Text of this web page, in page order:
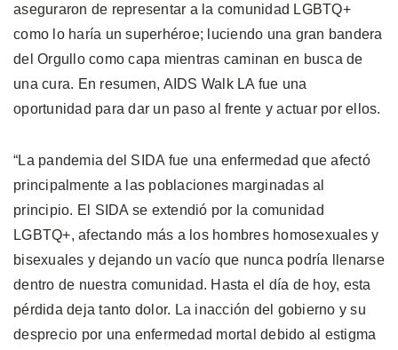
aseguraron de representar a la comunidad LGBTQ+
como lo haría un superhéroe; luciendo una gran bandera
del Orgullo como capa mientras caminan en busca de
una cura. En resumen, AIDS Walk LA fue una
oportunidad para dar un paso al frente y actuar por ellos.
“La pandemia del SIDA fue una enfermedad que afectó
principalmente a las poblaciones marginadas al
principio. El SIDA se extendió por la comunidad
LGBTQ+, afectando más a los hombres homosexuales y
bisexuales y dejando un vacío que nunca podría llenarse
dentro de nuestra comunidad. Hasta el día de hoy, esta
pérdida deja tanto dolor. La inacción del gobierno y su
desprecio por una enfermedad mortal debido al estigma